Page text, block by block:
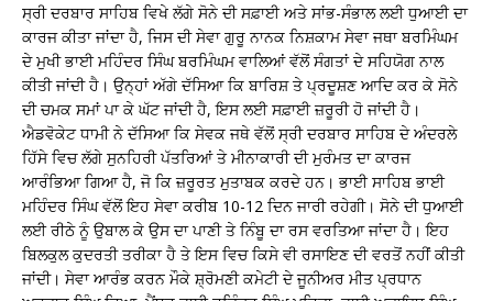
ਸ੍ਰੀ ਦਰਬਾਰ ਸਾਹਿਬ ਵਿਖੇ ਲੱਗੇ ਸੋਨੇ ਦੀ ਸਫ਼ਾਈ ਅਤੇ ਸਾਂਭ-ਸੰਭਾਲ ਲਈ ਧੁਆਈ ਦਾ
ਕਾਰਜ ਕੀਤਾ ਜਾਂਦਾ ਹੈ, ਜਿਸ ਦੀ ਸੇਵਾ ਗੁਰੂ ਨਾਨਕ ਨਿਸ਼ਕਾਮ ਸੇਵਾ ਜਥਾ ਬਰਮਿੰਘਮ
ਦੇ ਮੁਖੀ ਭਾਈ ਮਹਿੰਦਰ ਸਿੰਘ ਬਰਮਿੰਘਮ ਵਾਲਿਆਂ ਵੱਲੋਂ ਸੰਗਤਾਂ ਦੇ ਸਹਿਯੋਗ ਨਾਲ
ਕੀਤੀ ਜਾਂਦੀ ਹੈ। ਉਨ੍ਹਾਂ ਅੱਗੇ ਦੱਸਿਆ ਕਿ ਬਾਰਿਸ਼ ਤੇ ਪ੍ਰਦੂਸ਼ਣ ਆਦਿ ਕਰ ਕੇ ਸੋਨੇ
ਦੀ ਚਮਕ ਸਮਾਂ ਪਾ ਕੇ ਘੱਟ ਜਾਂਦੀ ਹੈ, ਇਸ ਲਈ ਸਫ਼ਾਈ ਜ਼ਰੂਰੀ ਹੋ ਜਾਂਦੀ ਹੈ।
ਐਡਵੋਕੇਟ ਧਾਮੀ ਨੇ ਦੱਸਿਆ ਕਿ ਸੇਵਕ ਜਥੇ ਵੱਲੋਂ ਸ੍ਰੀ ਦਰਬਾਰ ਸਾਹਿਬ ਦੇ ਅੰਦਰਲੇ
ਹਿੱਸੇ ਵਿਚ ਲੱਗੇ ਸੁਨਹਿਰੀ ਪੱਤਰਿਆਂ ਤੇ ਮੀਨਾਕਾਰੀ ਦੀ ਮੁਰੰਮਤ ਦਾ ਕਾਰਜ
ਆਰੰਭਿਆ ਗਿਆ ਹੈ, ਜੋ ਕਿ ਜ਼ਰੂਰਤ ਮੁਤਾਬਕ ਕਰਦੇ ਹਨ। ਭਾਈ ਸਾਹਿਬ ਭਾਈ
ਮਹਿੰਦਰ ਸਿੰਘ ਵੱਲੋਂ ਇਹ ਸੇਵਾ ਕਰੀਬ 10-12 ਦਿਨ ਜਾਰੀ ਰਹੇਗੀ। ਸੋਨੇ ਦੀ ਧੁਆਈ
ਲਈ ਰੀਠੇ ਨੂੰ ਉਬਾਲ ਕੇ ਉਸ ਦਾ ਪਾਣੀ ਤੇ ਨਿੰਬੂ ਦਾ ਰਸ ਵਰਤਿਆ ਜਾਂਦਾ ਹੈ। ਇਹ
ਬਿਲਕੁਲ ਕੁਦਰਤੀ ਤਰੀਕਾ ਹੈ ਤੇ ਇਸ ਵਿਚ ਕਿਸੇ ਵੀ ਰਸਾਇਣ ਦੀ ਵਰਤੋਂ ਨਹੀਂ ਕੀਤੀ
ਜਾਂਦੀ। ਸੇਵਾ ਆਰੰਭ ਕਰਨ ਮੌਕੇ ਸ਼੍ਰੋਮਣੀ ਕਮੇਟੀ ਦੇ ਜੂਨੀਅਰ ਮੀਤ ਪ੍ਰਧਾਨ